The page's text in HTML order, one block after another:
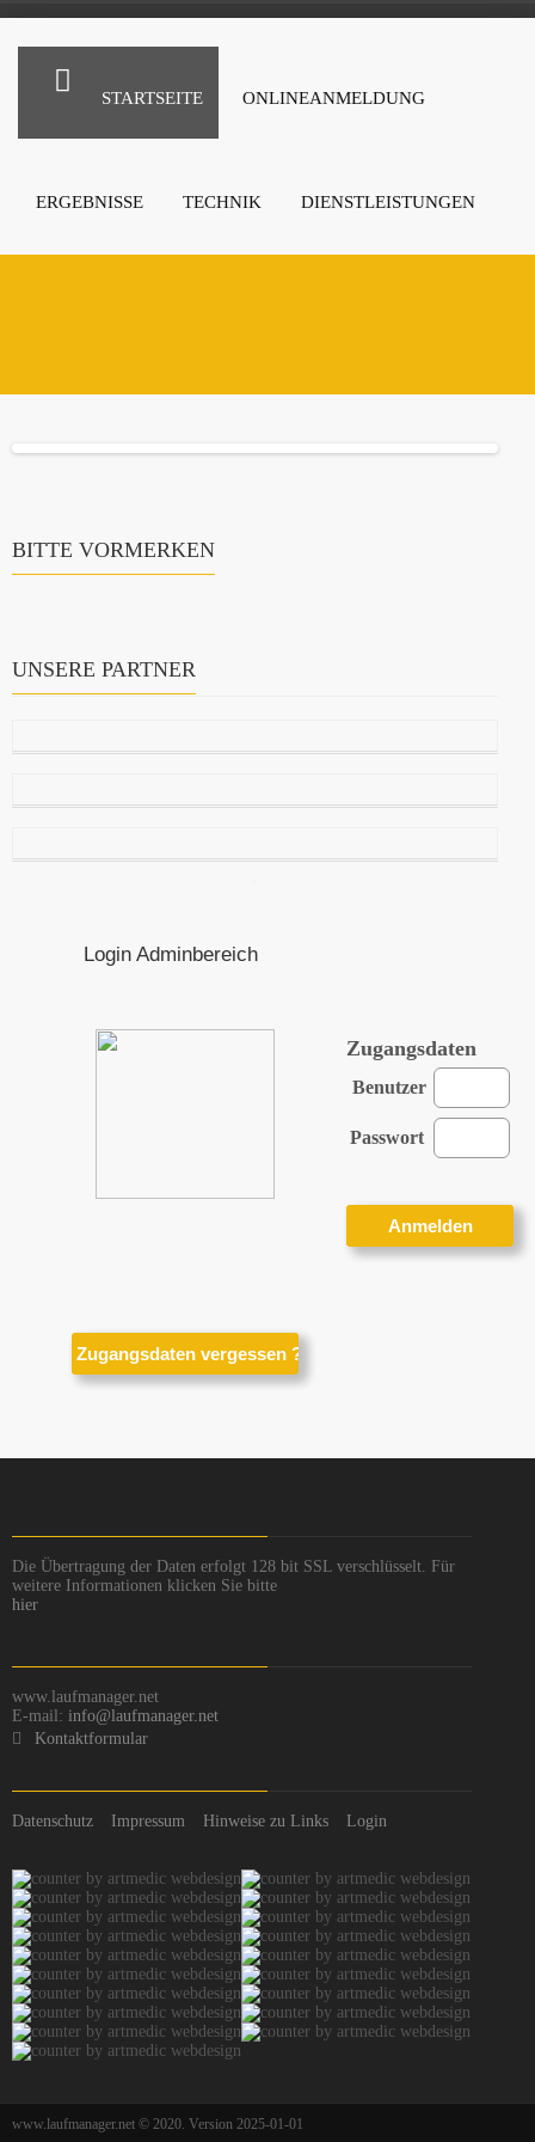
STARTSEITE ONLINEANMELDUNG
ERGEBNISSE TECHNIK DIENSTLEISTUNGEN
BITTE VORMERKEN
UNSERE PARTNER
Login Adminbereich
Zugangsdaten
Benutzer
Passwort
Die Übertragung der Daten erfolgt 128 bit SSL verschlüsselt. Für
weitere Informationen klicken Sie bitte
hier
www.laufmanager.net
E-mail: info@laufmanager.net
Kontaktformular
Datenschutz Impressum Hinweise zu Links Login
www.laufmanager.net © 2020. Version 2025-01-01